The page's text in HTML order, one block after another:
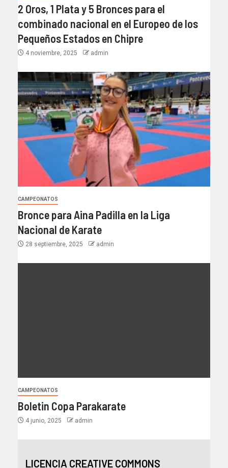
2 Oros, 1 Plata y 5 Bronces para el
combinado nacional en el Europeo de los
Pequeños Estados en Chipre
4 noviembre, 2025 admin
CAMPEONATOS
Bronce para Aina Padilla en la Liga
Nacional de Karate
28 septiembre, 2025 admin
CAMPEONATOS
Boletin Copa Parakarate
4 junio, 2025 admin
LICENCIA CREATIVE COMMONS